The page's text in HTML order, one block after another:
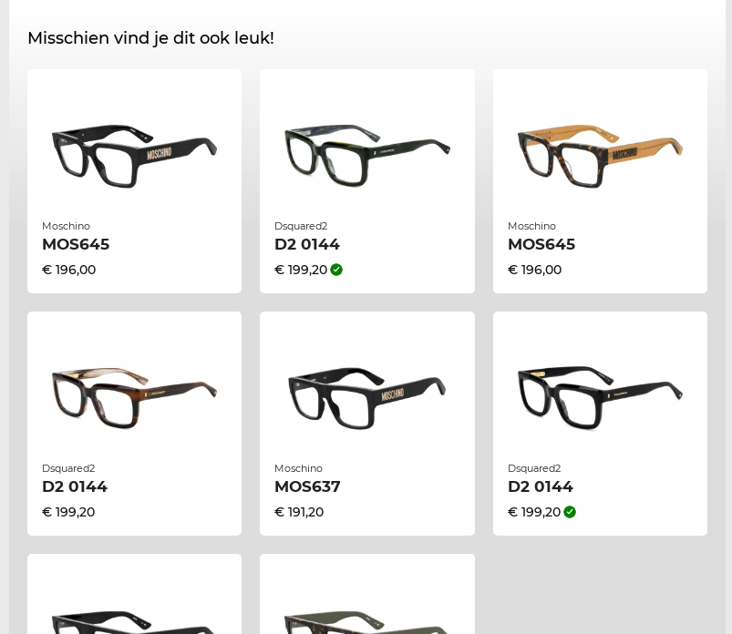
Misschien vind je dit ook leuk!
Moschino
MOS645
€ 196,00
Dsquared2
D2 0144
€ 199,20
Moschino
MOS645
€ 196,00
Dsquared2
D2 0144
€ 199,20
Moschino
MOS637
€ 191,20
Dsquared2
D2 0144
€ 199,20